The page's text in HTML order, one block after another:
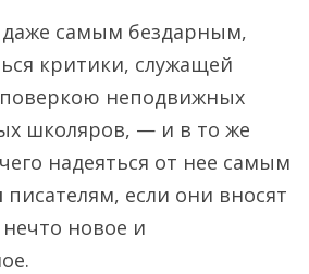
самым бездарным,
критики, служащей
неподвижных
школяров, — и в то же
надеяться от нее самым
писателям, если они вносят
нечто новое и